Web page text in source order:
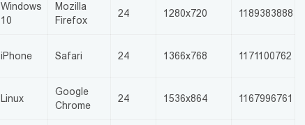
Windows
10
Mozilla
Firefox
24 1280x720 1189383888
iPhone Safari 24 1366x768 1171100762
Linux
Google
Chrome
24 1536x864 1167996761